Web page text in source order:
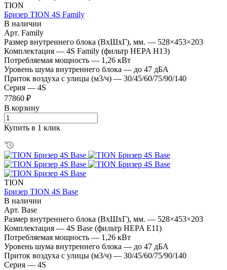
TION
Бризер TION 4S Family
В наличии
Арт. Family
Размер внутреннего блока (ВхШхГ), мм. — 528×453×203
Комплектация — 4S Family (фильтр HEPA H13)
Потребляемая мощность — 1,26 кВт
Уровень шума внутреннего блока — до 47 дБА
Приток воздуха с улицы (м3/ч) — 30/45/60/75/90/140
Серия — 4S
77860 ₽
В корзину
Купить в 1 клик
TION
Бризер TION 4S Base
В наличии
Арт. Base
Размер внутреннего блока (ВхШхГ), мм. — 528×453×203
Комплектация — 4S Base (фильтр HEPA Е11)
Потребляемая мощность — 1,26 кВт
Уровень шума внутреннего блока — до 47 дБА
Приток воздуха с улицы (м3/ч) — 30/45/60/75/90/140
Серия — 4S